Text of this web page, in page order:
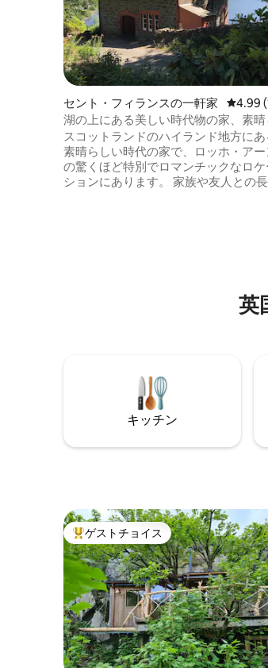
セント・フィランスの一軒家 レビュ
4.99
湖の上にある美しい時代物の家、素晴
しい景色
スコットランドのハイランド地方にあ
素晴らしい時代の家で、ロッホ・アー
の驚くほど特別でロマンチックなロケ
ションにあります。 家族や友人との長期
しめます。冬は散歩や薪の火で暖をと
英
キッチン
大好評のゲストチョイスです。
ゲストチョイス